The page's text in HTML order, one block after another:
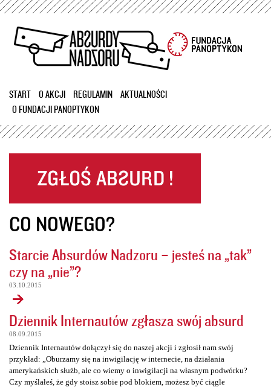
Przejdź
treści
START O AKCJI REGULAMIN
AKTUALNOŚCI
O FUNDACJI PANOPTYKON
CO NOWEGO?
Starcie Absurdów Nadzoru – jesteś na „tak”
czy na „nie”?
03.10.2015
Dziennik Internautów zgłasza swój absurd
08.09.2015
Dziennik Internautów dołączył się do naszej akcji i zgłosił nam swój
przykład: „Oburzamy się na inwigilację w internecie, na działania
amerykańskich służb, ale co wiemy o inwigilacji na własnym podwórku?
Czy myślałeś, że gdy stoisz sobie pod blokiem, możesz być ciągle